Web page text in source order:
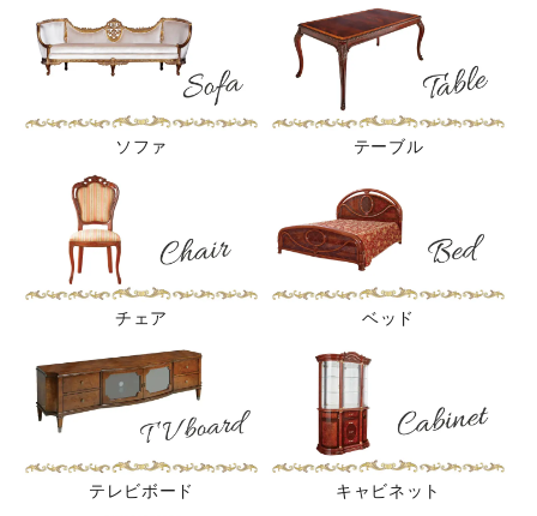
ソファ テーブル
チェア ベッド
テレビボード キャビネット